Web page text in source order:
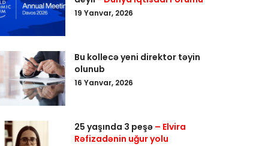
19 Yanvar, 2026
Bu kollecə yeni direktor təyin
olunub
16 Yanvar, 2026
25 yaşında 3 peşə – Elvira
Rəfizadənin uğur yolu